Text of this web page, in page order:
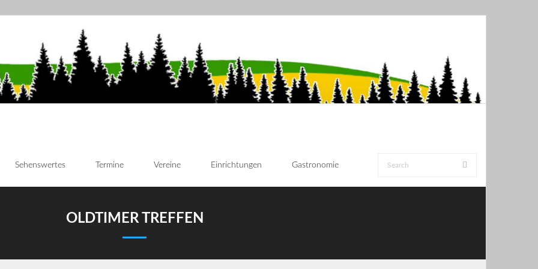
Sehenswertes Termine Vereine Einrichtungen Gastronomie
OLDTIMER TREFFEN